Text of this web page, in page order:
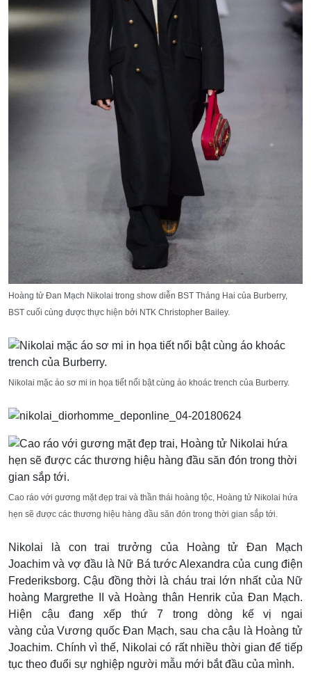
Hoàng tử Đan Mạch Nikolai trong show diễn BST Tháng Hai của Burberry,
BST cuối cùng được thực hiện bởi NTK Christopher Bailey.
Nikolai mặc áo sơ mi in họa tiết nổi bật cùng áo khoác trench của Burberry.
Cao ráo với gương mặt đẹp trai và thần thái hoàng tộc, Hoàng tử Nikolai hứa
hẹn sẽ được các thương hiệu hàng đầu săn đón trong thời gian sắp tới.
Nikolai là con trai trưởng của Hoàng tử Đan Mạch
Joachim và vợ đầu là Nữ Bá tước Alexandra của cung điện
Frederiksborg. Cậu đồng thời là cháu trai lớn nhất của Nữ
hoàng Margrethe II và Hoàng thân Henrik của Đan Mạch.
Hiện cậu đang xếp thứ 7 trong dòng kế vị ngai
vàng của Vương quốc Đan Mạch, sau cha cậu là Hoàng tử
Joachim. Chính vì thế, Nikolai có rất nhiều thời gian để tiếp
tục theo đuổi sự nghiệp người mẫu mới bắt đầu của mình.